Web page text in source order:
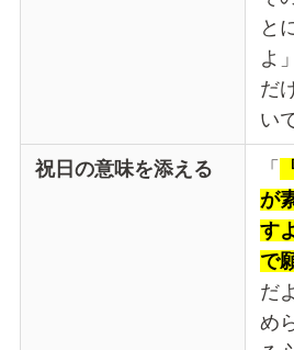
と
よ
だ
い
祝日の意味を添える 「
が
す
で
だ
め